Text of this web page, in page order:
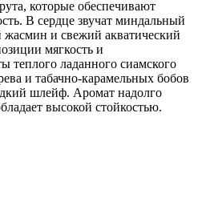
которые обеспечивают
В сердце звучат миндальный
и свежий акватический
мягкость и
теплого ладанного сиамского
и табачно-карамельных бобов
шлейф. Аромат надолго
высокой стойкостью.